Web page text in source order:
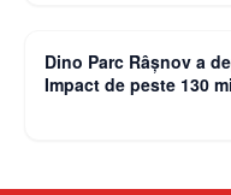
Dino Parc Râșnov a
Impact de peste 130